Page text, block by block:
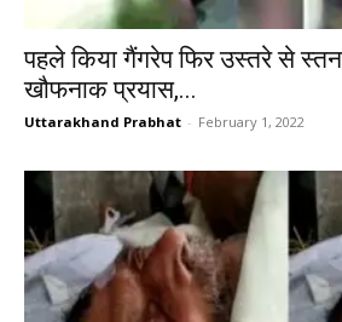
पहले किया गैंगरेप फिर उस्‍तरे से
खौफनाक प्रयास,...
Uttarakhand Prabhat - February 1, 2022